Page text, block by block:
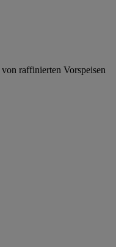
raffinierten Vorspeisen